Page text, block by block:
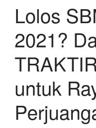
Lolos
2021?
untuk